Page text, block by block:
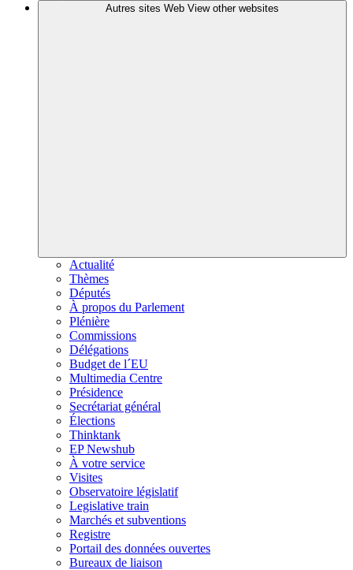
Autres sites Web View other websites
Actualité
Thèmes
Députés
À propos du Parlement
Plénière
Commissions
Délégations
Budget de l´EU
Multimedia Centre
Présidence
Secrétariat général
Élections
Thinktank
EP Newshub
À votre service
Visites
Observatoire législatif
Legislative train
Marchés et subventions
Registre
Portail des données ouvertes
Bureaux de liaison